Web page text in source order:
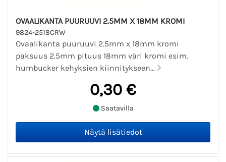
OVAALIKANTA PUURUUVI 2.5MM X 18MM KROMI
9824-2518CRW
Ovaalikanta puuruuvi 2.5mm x 18mm kromi
paksuus 2.5mm pituus 18mm väri kromi esim.
humbucker kehyksien kiinnitykseen...
0,30 €
Saatavilla